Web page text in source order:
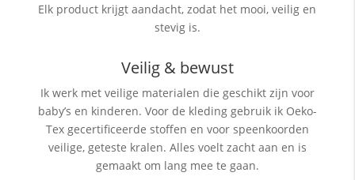
Elk product krijgt aandacht, zodat het mooi, veilig en
stevig is.
Veilig & bewust
Ik werk met veilige materialen die geschikt zijn voor
baby’s en kinderen. Voor de kleding gebruik ik Oeko-
Tex gecertificeerde stoffen en voor speenkoorden
veilige, geteste kralen. Alles voelt zacht aan en is
gemaakt om lang mee te gaan.